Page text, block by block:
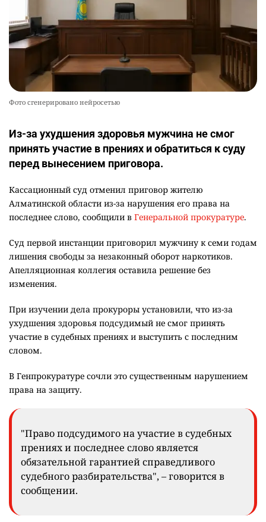
Фото сгенерировано нейросетью
Из-за ухудшения здоровья мужчина не смог
принять участие в прениях и обратиться к суду
перед вынесением приговора.
Кассационный суд отменил приговор жителю
Алматинской области из-за нарушения его права на
последнее слово, сообщили в Генеральной прокуратуре.
Суд первой инстанции приговорил мужчину к семи годам
лишения свободы за незаконный оборот наркотиков.
Апелляционная коллегия оставила решение без
изменения.
При изучении дела прокуроры установили, что из-за
ухудшения здоровья подсудимый не смог принять
участие в судебных прениях и выступить с последним
словом.
В Генпрокуратуре сочли это существенным нарушением
права на защиту.
"Право подсудимого на участие в судебных
прениях и последнее слово является
обязательной гарантией справедливого
судебного разбирательства", – говорится в
сообщении.